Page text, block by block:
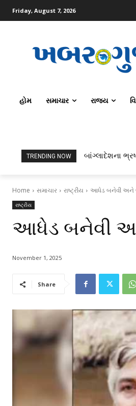
Friday, August 7, 2026
હોમ સમાચાર રાજ્ય
TRENDING NOW બાંગ્લાદેશના
Home સમાચાર રાષ્ટ્રીય આધેડ બનેવી અને
રાષ્ટ્રીય
આધેડ બનેવી
November 1, 2025
Share